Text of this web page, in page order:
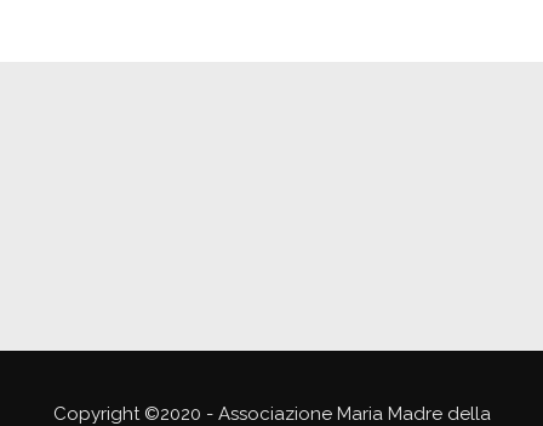
Copyright ©2020 - Associazione Maria Madre della